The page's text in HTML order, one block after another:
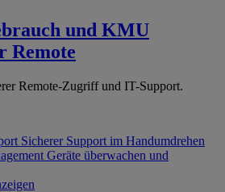
und KMU
Remote
Remote-Zugriff und IT-Support.
Sicherer Support im Handumdrehen
Geräte überwachen und